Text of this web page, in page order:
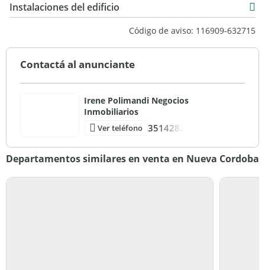
40
Excelente
Instalaciones del edificio
Código de aviso: 116909-632715
Contactá al anunciante
Irene Polimandi Negocios
Inmobiliarios
Ver teléfono 3514282
Departamentos similares en venta en Nueva Cordoba